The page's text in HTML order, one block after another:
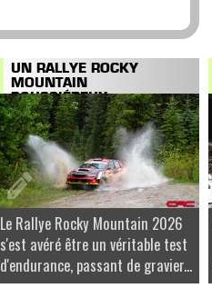
UN RALLYE ROCKY
MOUNTAIN
POUSSIÉREUX...
Le Rallye Rocky Mountain 2026
s'est avéré être un véritable test
d'endurance, passant de gravier...